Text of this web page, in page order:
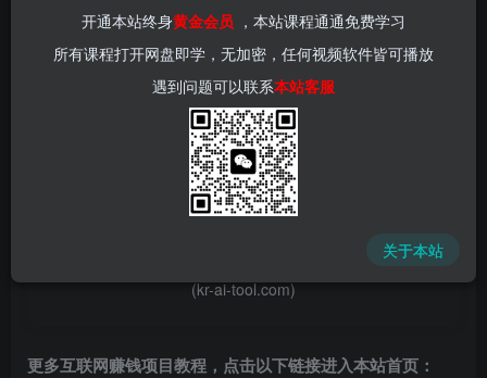
📌 1000➕互联网副业项目教程，更多网赚项目，点击以下
链接进入本站首页：
中赚网 - 分享各大收费VIP网赚项目和创业教程 - 狂人资源
(kr-ai-tool.com)
更多互联网赚钱项目教程，点击以下链接进入本站首页 ：
开通本站终身黄金会员 ，本站课程通通免费学习
所有课程打开网盘即学，无加密，任何视频软件皆可播放
遇到问题可以联系本站客服
关于本站